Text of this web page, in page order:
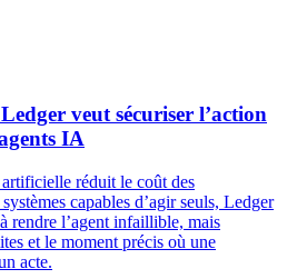
veut sécuriser l’action
IA
réduit le coût des
capables d’agir seuls, Ledger
rendre l’agent infaillible, mais
et le moment précis où une
acte.